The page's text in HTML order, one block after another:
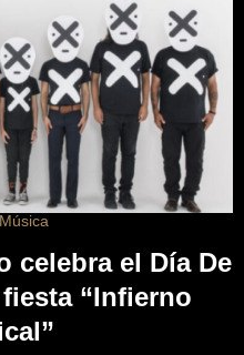
Música
celebra el Día De
“Infierno